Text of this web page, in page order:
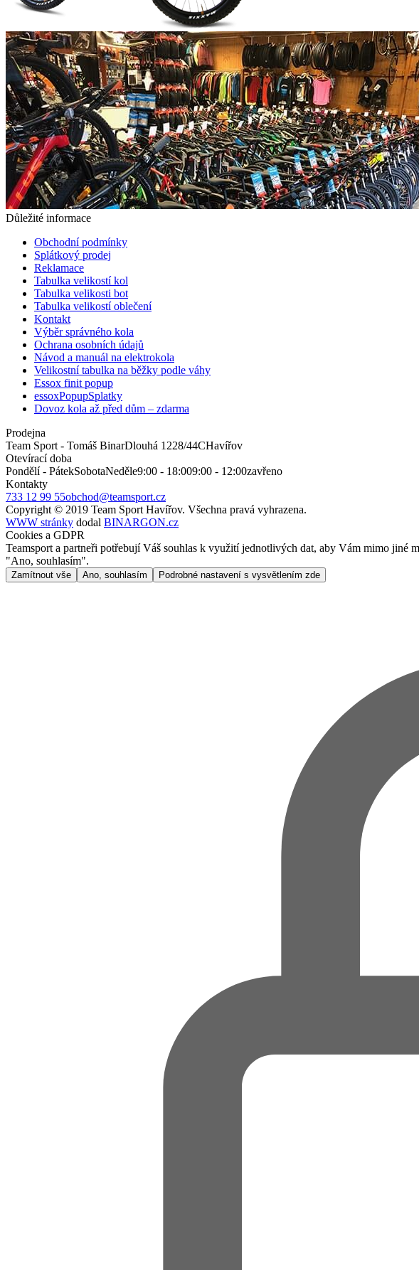
Důležité informace
Obchodní podmínky
Splátkový prodej
Reklamace
Tabulka velikostí kol
Tabulka velikosti bot
Tabulka velikostí oblečení
Kontakt
Výběr správného kola
Ochrana osobních údajů
Návod a manuál na elektrokola
Velikostní tabulka na běžky podle váhy
Essox finit popup
essoxPopupSplatky
Dovoz kola až před dům – zdarma
Prodejna
Team Sport - Tomáš BinarDlouhá 1228/44CHavířov
Otevírací doba
Pondělí - PátekSobotaNeděle9:00 - 18:009:00 - 12:00zavřeno
Kontakty
733 12 99 55obchod@teamsport.cz
Copyright © 2019 Team Sport Havířov. Všechna pravá vyhrazena.
WWW stránky dodal BINARGON.cz
Cookies a GDPR
Teamsport a partneři potřebují Váš souhlas k využití jednotlivých dat, aby Vám mimo
"Ano, souhlasím".
Zamítnout vše Ano, souhlasím Podrobné nastavení s vysvětlením zde